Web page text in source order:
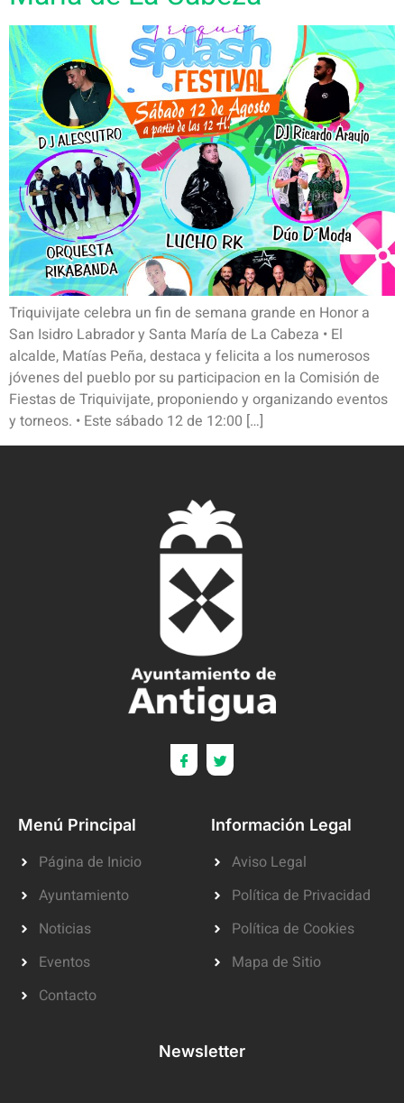
Triquivijate celebra un fin de semana grande en Honor a
San Isidro Labrador y Santa María de La Cabeza • El
alcalde, Matías Peña, destaca y felicita a los numerosos
jóvenes del pueblo por su participacion en la Comisión de
Fiestas de Triquivijate, proponiendo y organizando eventos
y torneos. • Este sábado 12 de 12:00 […]
Menú Principal
Página de Inicio
Ayuntamiento
Noticias
Eventos
Contacto
Información Legal
Aviso Legal
Política de Privacidad
Política de Cookies
Mapa de Sitio
Newsletter